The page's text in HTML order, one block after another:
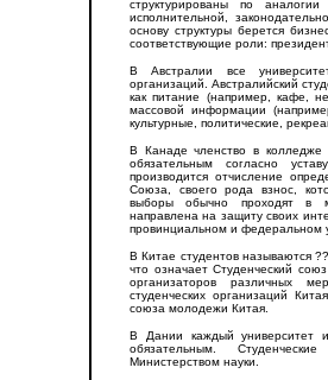
структурированы по
исполнительной,
основу структуры берется
соответствующие роли:
В Австралии все
организаций. Австралийский
как питание (например, кафе,
массовой информации
культурные, политические,
В Канаде членство в колледже
обязательным согласно
производится отчисление
Союза, своего рода взнос,
выборы обычно проходят в
направлена на защиту своих
провинциальном и федеральном
В Китае студентов называются
что означает Студенческий
организаторов различных
студенческих организаций
союза молодежи Китая.
В Дании каждый университет
обязательным.
Министерством науки.